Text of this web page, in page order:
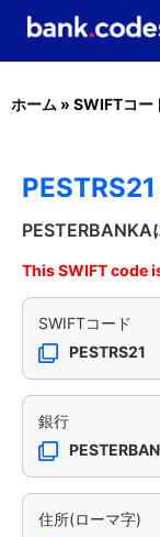
ホーム » SWIFTコー
PESTERBANKA
This SWIFT code
SWIFTコード
PESTRS21
銀行
住所(ローマ字)